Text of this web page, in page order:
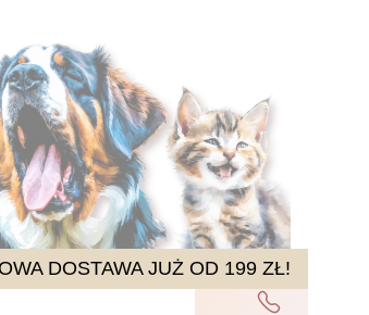
DOSTAWA JUŻ OD 199 ZŁ!